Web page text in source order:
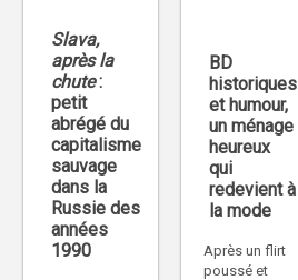
Slava,
après la
chute:
petit
abrégé du
capitalisme
sauvage
dans la
Russie des
années
1990
BD
historiques
et humour,
un ménage
heureux
qui
redevient à
la mode
Après un flirt
poussé et